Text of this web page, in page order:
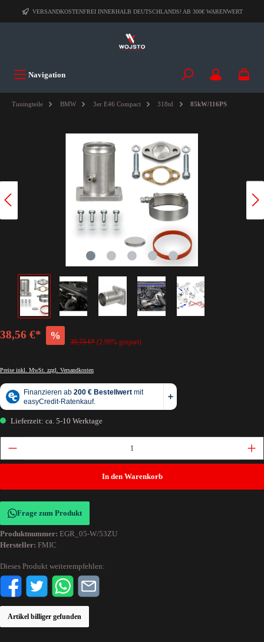
VERSANDKOSTENFREI INNERHALB DEUTSCHLANDS! AB 300€ WARENWERT
Navigation
Tuningteile BMW 3er E46 Compact 318td 85kW/116PS
38,56 €* %
39,75 €* (2.99% gespart)
Preise inkl. MwSt. zzgl. Versandkosten
Lieferzeit: ca. 5-10 Werktage
In den Warenkorb
Frage zum Produkt
Produktnummer: EGR_05-W/53ZU
Hersteller: FMIC
Dieses Produkt weiterempfehlen:
Artikel billiger gefunden